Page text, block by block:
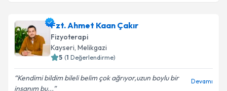
Uzm. Dr. Zuhal Güldesteiçin randevu takvimi talebi
oluşturun. Size bu uzmandan randevu almanız için bir
takvim hazırlandığında e-posta ile bilgilendireceğiz.
Fzt. Ahmet Kaan Çakır
Fizyoterapi
Kayseri, Melikgazi
5 (1 Değerlendirme)
Kendimi bildim bileli belim çok ağrıyor,uzun boylu bir
insanım bu...
Devamı